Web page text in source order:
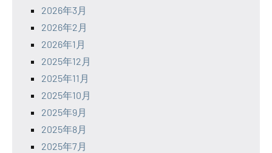
2026年3月
2026年2月
2026年1月
2025年12月
2025年11月
2025年10月
2025年9月
2025年8月
2025年7月